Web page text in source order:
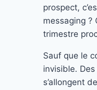
prospect,
messaging ?
trimestre
Sauf que le
invisible.
s’allongent